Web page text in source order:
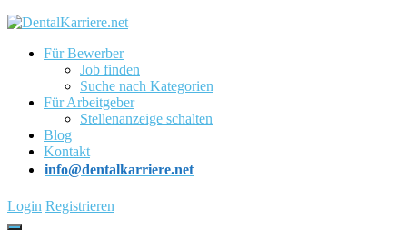
Für Bewerber
Job finden
Suche nach Kategorien
Für Arbeitgeber
Stellenanzeige schalten
Blog
Kontakt
info@dentalkarriere.net
Login Registrieren